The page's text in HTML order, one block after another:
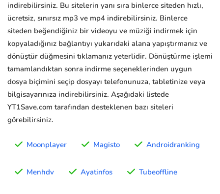
indirebilirsiniz. Bu sitelerin yanı sıra binlerce siteden hızlı,
ücretsiz, sınırsız mp3 ve mp4 indirebilirsiniz. Binlerce
siteden beğendiğiniz bir videoyu ve müziği indirmek için
kopyaladığınız bağlantıyı yukarıdaki alana yapıştırmanız ve
dönüştür düğmesini tıklamanız yeterlidir. Dönüştürme işlemi
tamamlandıktan sonra indirme seçeneklerinden uygun
dosya biçimini seçip dosyayı telefonunuza, tabletinize veya
bilgisayarınıza indirebilirsiniz. Aşağıdaki listede
YT1Save.com tarafından desteklenen bazı siteleri
görebilirsiniz.
Moonplayer Magisto Androidranking
Menhdv Ayatinfos Tubeoffline